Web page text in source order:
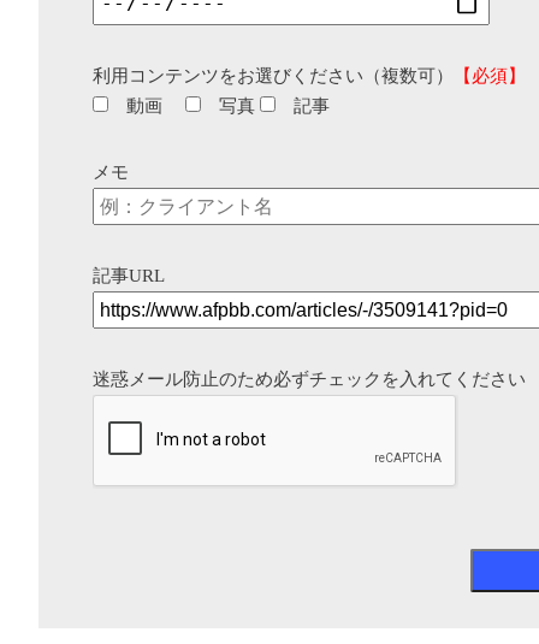
利用コンテンツをお選びください（複数可）
【必須】
動画
写真 記事
メモ
記事URL
迷惑メール防止のため必ずチェックを入れてください